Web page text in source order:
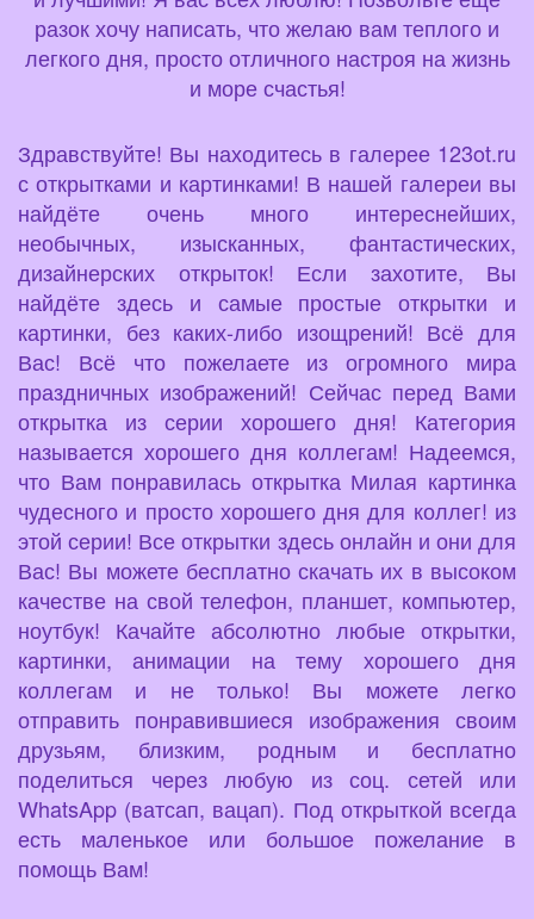
разок хочу написать, что желаю вам теплого и
легкого дня, просто отличного настроя на жизнь
и море счастья!
Здравствуйте! Вы находитесь в галерее 123ot.ru
с открытками и картинками! В нашей галереи вы
найдёте очень много интереснейших,
необычных, изысканных, фантастических,
дизайнерских открыток! Если захотите, Вы
найдёте здесь и самые простые открытки и
картинки, без каких-либо изощрений! Всё для
Вас! Всё что пожелаете из огромного мира
праздничных изображений! Сейчас перед Вами
открытка из серии хорошего дня! Категория
называется хорошего дня коллегам! Надеемся,
что Вам понравилась открытка Милая картинка
чудесного и просто хорошего дня для коллег! из
этой серии! Все открытки здесь онлайн и они для
Вас! Вы можете бесплатно скачать их в высоком
качестве на свой телефон, планшет, компьютер,
ноутбук! Качайте абсолютно любые открытки,
картинки, анимации на тему хорошего дня
коллегам и не только! Вы можете легко
отправить понравившиеся изображения своим
друзьям, близким, родным и бесплатно
поделиться через любую из соц. сетей или
WhatsApp (ватсап, вацап). Под открыткой всегда
есть маленькое или большое пожелание в
помощь Вам!